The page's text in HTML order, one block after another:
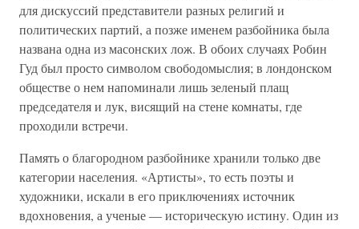
для дискуссий представители разных религий и
политических партий, а позже именем разбойника была
названа одна из масонских лож. В обоих случаях Робин
Гуд был просто символом свободомыслия; в лондонском
обществе о нем напоминали лишь зеленый плащ
председателя и лук, висящий на стене комнаты, где
проходили встречи.
Память о благородном разбойнике хранили только две
категории населения. «Артисты», то есть поэты и
художники, искали в его приключениях источник
вдохновения, а ученые — историческую истину. Один из